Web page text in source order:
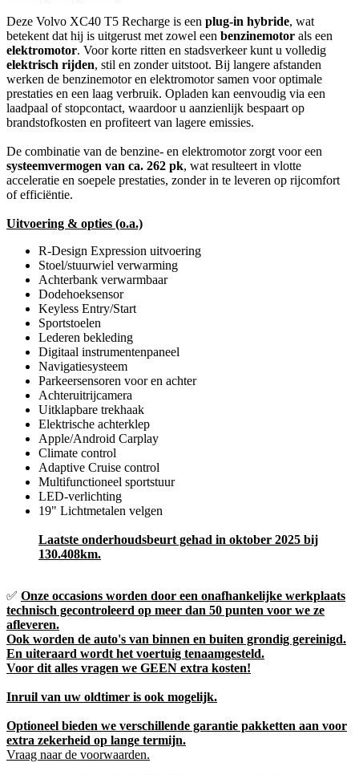
Deze Volvo XC40 T5 Recharge is een plug-in hybride, wat
betekent dat hij is uitgerust met zowel een benzinemotor als een
elektromotor. Voor korte ritten en stadsverkeer kunt u volledig
elektrisch rijden, stil en zonder uitstoot. Bij langere afstanden
werken de benzinemotor en elektromotor samen voor optimale
prestaties en een laag verbruik. Opladen kan eenvoudig via een
laadpaal of stopcontact, waardoor u aanzienlijk bespaart op
brandstofkosten en profiteert van lagere emissies.
De combinatie van de benzine- en elektromotor zorgt voor een
systeemvermogen van ca. 262 pk, wat resulteert in vlotte
acceleratie en soepele prestaties, zonder in te leveren op rijcomfort
of efficiëntie.
Uitvoering & opties (o.a.)
R-Design Expression uitvoering
Stoel/stuurwiel verwarming
Achterbank verwarmbaar
Dodehoeksensor
Keyless Entry/Start
Sportstoelen
Lederen bekleding
Digitaal instrumentenpaneel
Navigatiesysteem
Parkeersensoren voor en achter
Achteruitrijcamera
Uitklapbare trekhaak
Elektrische achterklep
Apple/Android Carplay
Climate control
Adaptive Cruise control
Multifunctioneel sportstuur
LED-verlichting
19" Lichtmetalen velgen
Laatste onderhoudsbeurt gehad in oktober 2025 bij
130.408km.
✅ Onze occasions worden door een onafhankelijke werkplaats
technisch gecontroleerd op meer dan 50 punten voor we ze
afleveren.
Ook worden de auto's van binnen en buiten grondig gereinigd.
En uiteraard wordt het voertuig tenaamgesteld.
Voor dit alles vragen we GEEN extra kosten!
Inruil van uw oldtimer is ook mogelijk.
Optioneel bieden we verschillende garantie pakketten aan voor
extra zekerheid op lange termijn.
Vraag naar de voorwaarden.